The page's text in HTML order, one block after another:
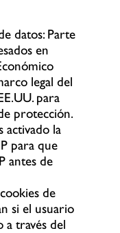
datos: Parte
en
legal del
para
protección.
activado la
para que
antes de
de
si el usuario
través del